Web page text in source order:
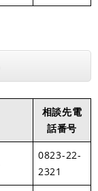
相談先電
話番号
0823-22-
2321